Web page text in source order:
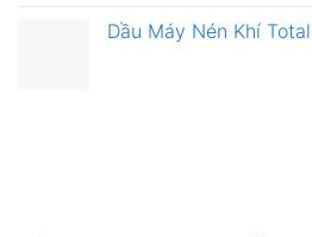
Dầu Máy Nén Khí